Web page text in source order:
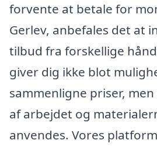
forvente at betale for
Gerlev, anbefales det at
tilbud fra forskellige
giver dig ikke blot
sammenligne priser,
af arbejdet og
anvendes. Vores